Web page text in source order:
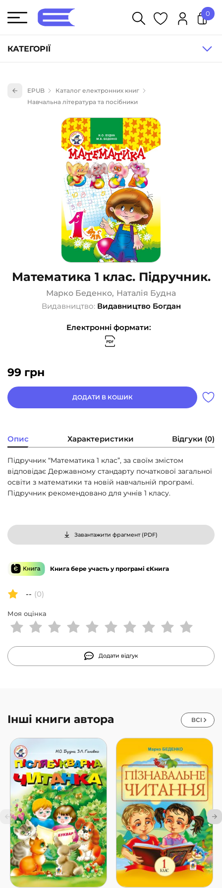
КАТЕГОРІЇ
Книги для дітей (836)
Науково-популярна література (1015)
Навчальна література та посібники (527)
Енциклопедії, довідники, словники (55)
Подарункові сертифікати (1)
0
EPUB
Каталог електронних книг
Навчальна література та посібники
Математика 1 клас. Підручник.
Марко Беденко, Наталія Будна
Видавництво: Видавництво Богдан
Електронні формати:
99 грн
ДОДАТИ В КОШИК
Опис Характеристики Відгуки (0)
Підручник “Математика 1 клас”, за своїм змістом
відповідає Державному стандарту початкової загальної
освіти з математики та новій навчальній програмі.
Підручник рекомендовано для учнів 1 класу.
Завантажити фрагмент (PDF)
Книга бере участь у програмі єКнига
-- (0)
Моя оцінка
Додати відгук
Інші книги автора ВСІ